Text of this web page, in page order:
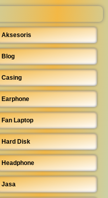
Aksesoris
Blog
Casing
Earphone
Fan Laptop
Hard Disk
Headphone
Jasa